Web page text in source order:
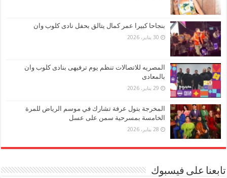
بنجاحا كبيرا عمر كمال يتالق بحفل نادى كلوب وان
30 يناير، 2026
المصريه للاتصالات تنظم يوم ترفيهى بنادى كلوب وان
بالمعادى
29 يناير، 2026
المخرجة بتول عرفة تشارك في موسم الرياض للمرة
الخامسة بمسرحية سمن على عسل
28 يناير، 2026
تابعنا على فيسبوك